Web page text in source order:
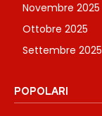
Novembre 2025
Ottobre 2025
Settembre 2025
POPOLARI